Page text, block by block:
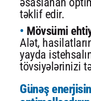
təklif edir.
Mövsümi
Alət,
yayda
tövsiyələrinizi
Günəş